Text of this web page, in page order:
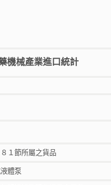
機械產業進口統計
１節所屬之貨品
體泵